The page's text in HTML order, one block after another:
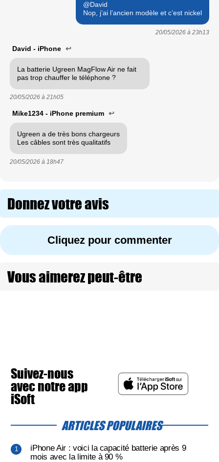
@David
Nop, j’ai l’ancien modèle et c’est nickel
20/05/2026 à 23h13
David - iPhone ↩
La batterie Ugreen MagFlow Air ne fait
pas trop chauffer le téléphone ?
20/05/2026 à 21h05
Mike1234 - iPhone premium ↩
Ugreen a de très bons chargeurs
Les câbles sont très qualitatifs
20/05/2026 à 18h47
Donnez votre avis
Cliquez pour commenter
Vous aimerez peut-être
Suivez-nous
avec notre app
iSoft
ARTICLES POPULAIRES
iPhone Air : voici la capacité batterie après 9
mois avec la limite à 90 %